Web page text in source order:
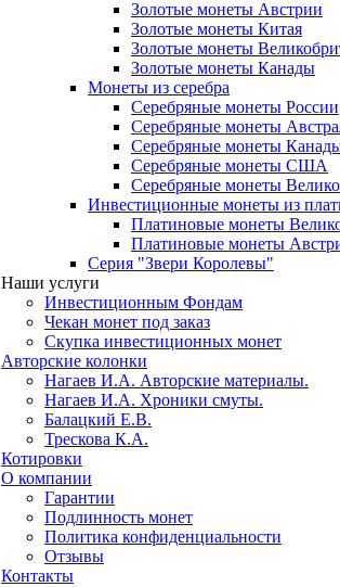
Золотые монеты Австрии
Золотые монеты Китая
Золотые монеты
Золотые монеты Канады
Монеты из серебра
Серебряные монеты России
Серебряные монеты
Серебряные монеты
Серебряные монеты США
Серебряные монеты
Инвестиционные монеты из
Платиновые монеты
Платиновые монеты
Серия "Звери Королевы"
Наши услуги
Инвестиционным Фондам
Чекан монет под заказ
Скупка инвестиционных монет
Авторские колонки
Нагаев И.А. Авторские материалы.
Нагаев И.А. Хроники смуты.
Балацкий Е.В.
Трескова К.А.
Котировки
О компании
Гарантии
Подлинность монет
Политика конфиденциальности
Отзывы
Контакты